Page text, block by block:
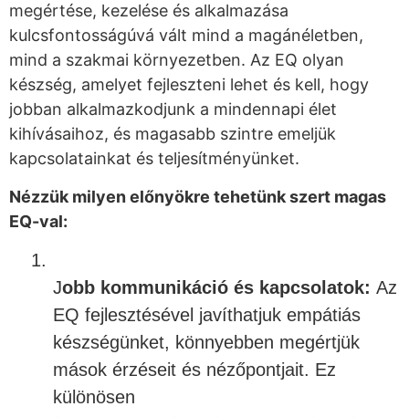
megértése, kezelése és alkalmazása
kulcsfontosságúvá vált mind a magánéletben,
mind a szakmai környezetben. Az EQ olyan
készség, amelyet fejleszteni lehet és kell, hogy
jobban alkalmazkodjunk a mindennapi élet
kihívásaihoz, és magasabb szintre emeljük
kapcsolatainkat és teljesítményünket.
Nézzük milyen előnyökre tehetünk szert magas
EQ-val:
1.
Jobb kommunikáció és kapcsolatok: Az
EQ fejlesztésével javíthatjuk empátiás
készségünket, könnyebben megértjük
mások érzéseit és nézőpontjait. Ez
különösen